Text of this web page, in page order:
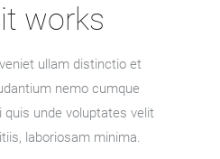
works
ullam distinctio et
nemo cumque
unde voluptates velit
laboriosam minima.